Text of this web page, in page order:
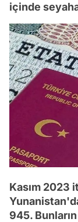
içinde
Kasım 2023
945.